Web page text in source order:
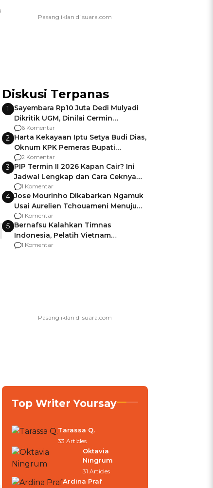
Diskusi Terpanas
1
Sayembara Rp10 Juta Dedi Mulyadi
Dikritik UGM, Dinilai Cermin
Gagalnya Negara Jamin Keamanan
6 Komentar
2 Harta Kekayaan Iptu Setya Budi Dias,
Oknum KPK Pemeras Bupati
Pemalang
2 Komentar
3 PIP Termin II 2026 Kapan Cair? Ini
Jadwal Lengkap dan Cara Ceknya
agar Dana Tidak Hangus!
1 Komentar
4 Jose Mourinho Dikabarkan Ngamuk
Usai Aurelien Tchouameni Menuju
Manchester United
1 Komentar
5 Bernafsu Kalahkan Timnas
Indonesia, Pelatih Vietnam
Berencana Pakai Jimat di Pakansari
1 Komentar
Top Writer Yoursay
Tarassa Q.
33 Articles
Oktavia
Ningrum
31 Articles
Ardina Praf